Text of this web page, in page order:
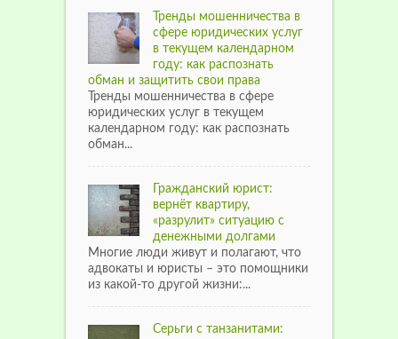
Тренды мошенничества в
сфере юридических услуг
в текущем календарном
году: как распознать
обман и защитить свои права
Тренды мошенничества в сфере
юридических услуг в текущем
календарном году: как распознать
обман...
Гражданский юрист:
вернёт квартиру,
«разрулит» ситуацию с
денежными долгами
Многие люди живут и полагают, что
адвокаты и юристы – это помощники
из какой-то другой жизни:...
Серьги с танзанитами: